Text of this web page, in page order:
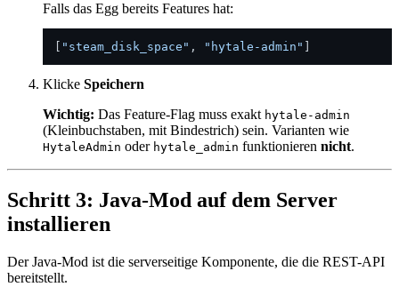
Falls das Egg bereits Features hat:
"steam_disk_space" , "hytale-admin"
Klicke Speichern
Wichtig: Das Feature-Flag muss exakt hytale-admin
(Kleinbuchstaben, mit Bindestrich) sein. Varianten wie
HytaleAdmin oder hytale_admin funktionieren nicht.
Schritt 3: Java-Mod auf dem Server
installieren
Der Java-Mod ist die serverseitige Komponente, die die REST-API
bereitstellt.